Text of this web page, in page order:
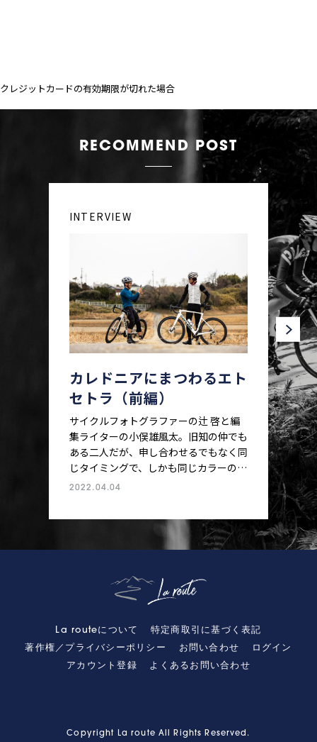
クレジットカードの有効期限が切れた場合
RECOMMEND POST
INTERVIEW
カレドニアにまつわるエト
セトラ（前編）
サイクルフォトグラファーの辻 啓と編
集ライターの小俣雄風太。旧知の仲でも
ある二人だが、申し合わせるでもなく同
じタイミングで、しかも同じカラーのバ
イクを購入するという偶然が起きた。バ
ドニアー5。小俣氏に関してはLa route
でも購入記を綴ってもらったが、それに
共に「J SPORTS」や「GCN」で海外ロ
ードレースの実況解説を担う両名が、い
ま海外で起きているレーストレンドを踏
まえつつ、自分の理想のライドやカレド
ニアというバイクの魅力、ひいてはそれ
ぞれのロードバイク観について行った対
2022.04.04
La routeについて 特定商取引に基づく表記
著作権／プライバシーポリシー お問い合わせ ログイン
アカウント登録 よくあるお問い合わせ
Copyright La route All Rights Reserved.